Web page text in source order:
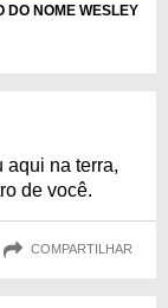
DO NOME WESLEY
aqui na terra,
de você.
COMPARTILHAR